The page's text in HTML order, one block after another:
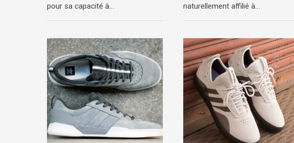
pour sa capacité à…
naturellement affilié à…